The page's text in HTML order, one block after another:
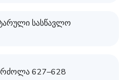
სასწავლო
627–628